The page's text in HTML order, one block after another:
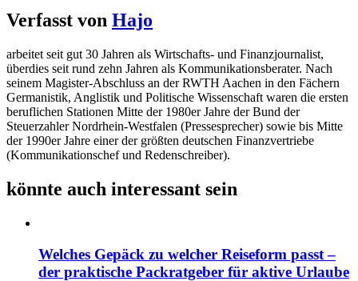
Verfasst von Hajo
arbeitet seit gut 30 Jahren als Wirtschafts- und Finanzjournalist,
überdies seit rund zehn Jahren als Kommunikationsberater. Nach
seinem Magister-Abschluss an der RWTH Aachen in den Fächern
Germanistik, Anglistik und Politische Wissenschaft waren die ersten
beruflichen Stationen Mitte der 1980er Jahre der Bund der
Steuerzahler Nordrhein-Westfalen (Pressesprecher) sowie bis Mitte
der 1990er Jahre einer der größten deutschen Finanzvertriebe
(Kommunikationschef und Redenschreiber).
könnte auch interessant sein
Welches Gepäck zu welcher Reiseform passt –
der praktische Packratgeber für aktive Urlaube